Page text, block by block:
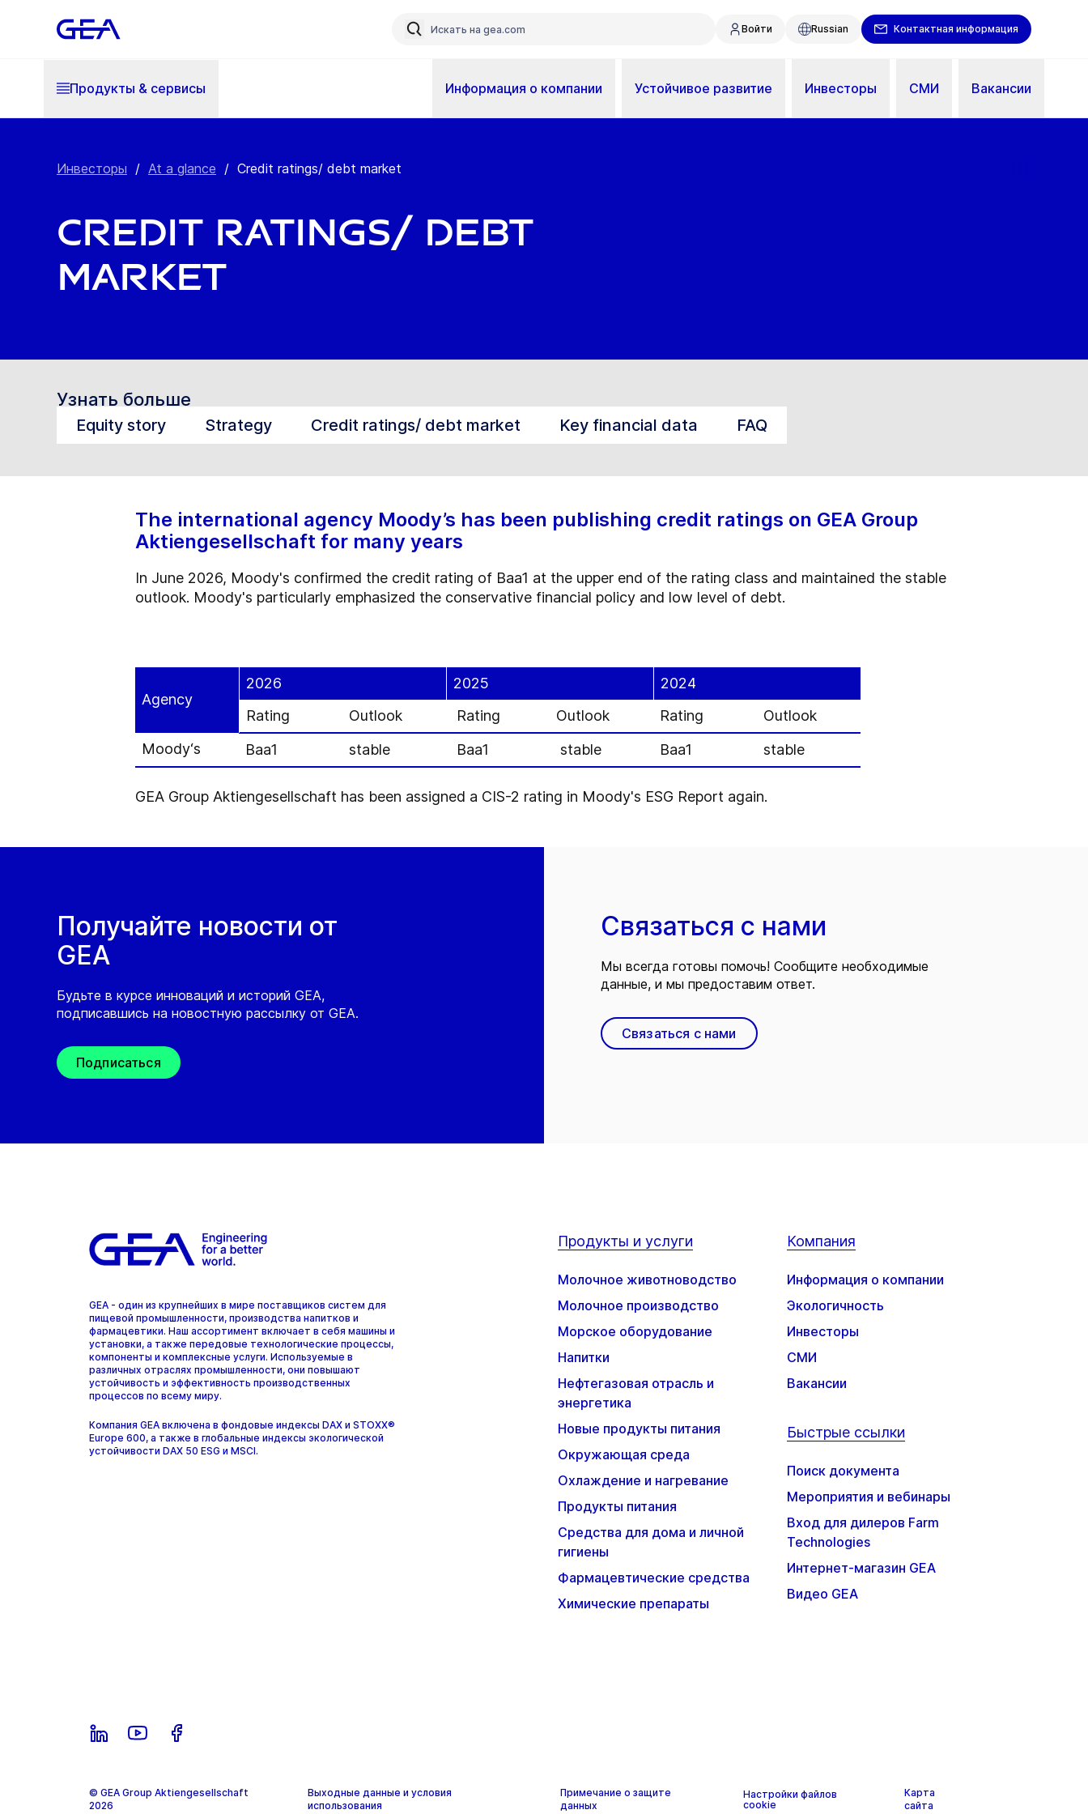
Войти Russian Контактная информация
Продукты & cервисы Информация о компании Устойчивое развитие Инвесторы СМИ Вакансии
Инвесторы / At a glance / Credit ratings/ debt market
Credit ratings/ debt
market
Узнать больше
Equity story Strategy Credit ratings/ debt market Key financial data FAQ
The international agency Moody’s has been publishing credit ratings on GEA Group
Aktiengesellschaft for many years
In June 2026, Moody's confirmed the credit rating of Baa1 at the upper end of the rating class and maintained the stable
outlook. Moody's particularly emphasized the conservative financial policy and low level of debt.
Agency
2026 2025
2024
Rating
Outlook Rating Outlook Rating
Outlook
Moody‘s
Baa1 stable Baa1 stable Baa1 stable
GEA Group Aktiengesellschaft has been assigned a CIS-2 rating in Moody's ESG Report again.
Получайте новости от
GEA
Будьте в курсе инноваций и историй GEA,
подписавшись на новостную рассылку от GEA.
Подписаться
Связаться с нами
Мы всегда готовы помочь! Сообщите необходимые
данные, и мы предоставим ответ.
Связаться с нами
GEA - один из крупнейших в мире поставщиков систем для
пищевой промышленности, производства напитков и
фармацевтики. Наш ассортимент включает в себя машины и
установки, а также передовые технологические процессы,
компоненты и комплексные услуги. Используемые в
различных отраслях промышленности, они повышают
устойчивость и эффективность производственных
процессов по всему миру.
Компания GEA включена в фондовые индексы DAX и STOXX®
Europe 600, а также в глобальные индексы экологической
устойчивости DAX 50 ESG и MSCI.
Продукты и услуги
Молочное животноводство
Молочное производство
Морское оборудование
Напитки
Нефтегазовая отрасль и
энергетика
Новые продукты питания
Окружающая среда
Охлаждение и нагревание
Продукты питания
Средства для дома и личной
гигиены
Фармацевтические средства
Химические препараты
Компания
Информация о компании
Экологичность
Инвесторы
СМИ
Вакансии
Быстрые ссылки
Поиск документа
Мероприятия и вебинары
Вход для дилеров Farm
Technologies
Интернет-магазин GEA
Видео GEA
© GEA Group Aktiengesellschaft
2026
Выходные данные и условия
использования
Примечание о защите
данных
Настройки файлов
cookie
Карта
сайта